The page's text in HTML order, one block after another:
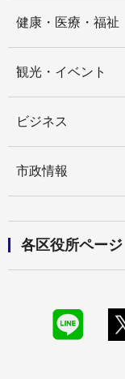
健康・医療・福祉
観光・イベント
ビジネス
市政情報
各区役所ページ